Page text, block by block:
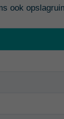
ook